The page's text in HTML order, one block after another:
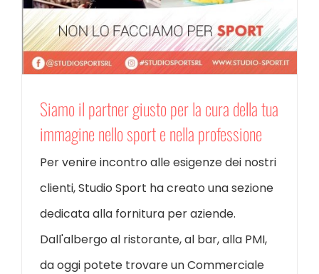
Siamo il partner giusto per la cura della tua
immagine nello sport e nella professione
Per venire incontro alle esigenze dei nostri
clienti, Studio Sport ha creato una sezione
dedicata alla fornitura per aziende.
Dall'albergo al ristorante, al bar, alla PMI,
da oggi potete trovare un Commerciale